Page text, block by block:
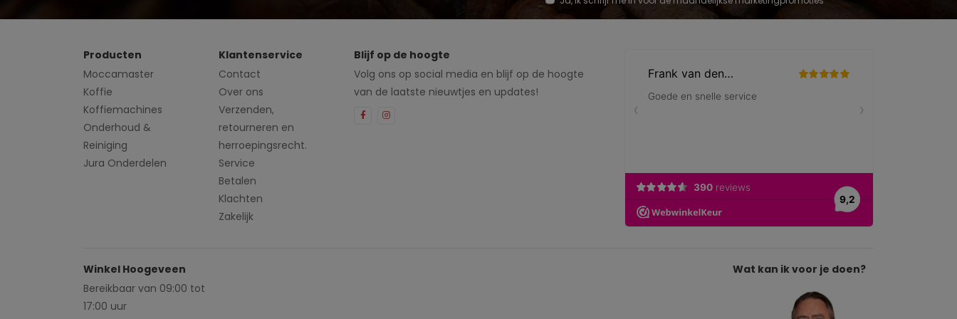
Producten
Moccamaster
Koffie
Koffiemachines
Onderhoud &
Reiniging
Jura Onderdelen
Klantenservice
Contact
Over ons
Verzenden,
retourneren en
herroepingsrecht.
Service
Betalen
Klachten
Zakelijk
Blijf op de hoogte
Volg ons op social media en blijf op de hoogte
van de laatste nieuwtjes en updates!
Winkel Hoogeveen
Bereikbaar van 09:00 tot
17:00 uur
Wat kan ik voor je doen?